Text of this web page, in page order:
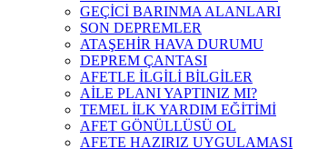
GEÇİCİ BARINMA ALANLARI
SON DEPREMLER
ATAŞEHİR HAVA DURUMU
DEPREM ÇANTASI
AFETLE İLGİLİ BİLGİLER
AİLE PLANI YAPTINIZ MI?
TEMEL İLK YARDIM EĞİTİMİ
AFET GÖNÜLLÜSÜ OL
AFETE HAZIRIZ UYGULAMASI